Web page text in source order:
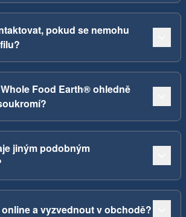
pokud se nemohu
Food Earth® ohledně
jiným podobným
a vyzvednout v obchodě?